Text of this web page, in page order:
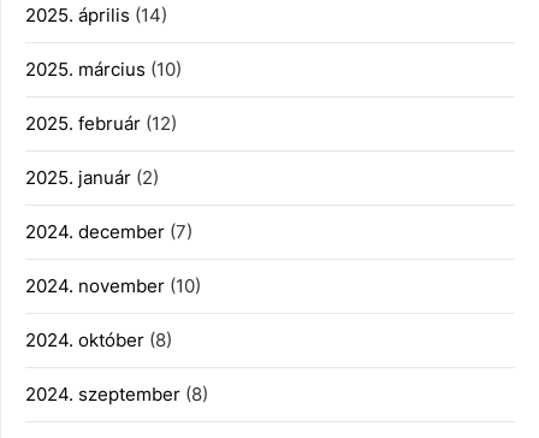
2025. április (14)
2025. március (10)
2025. február (12)
2025. január (2)
2024. december (7)
2024. november (10)
2024. október (8)
2024. szeptember (8)